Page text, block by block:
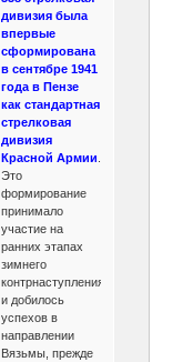
дивизия была
впервые
сформирована
в сентябре 1941
года в Пензе
как стандартная
стрелковая
дивизия
Красной Армии
Это
формирование
принимало
участие на
ранних этапах
зимнего
контрнаступления
и добилось
успехов в
направлении
Вязьмы, прежде